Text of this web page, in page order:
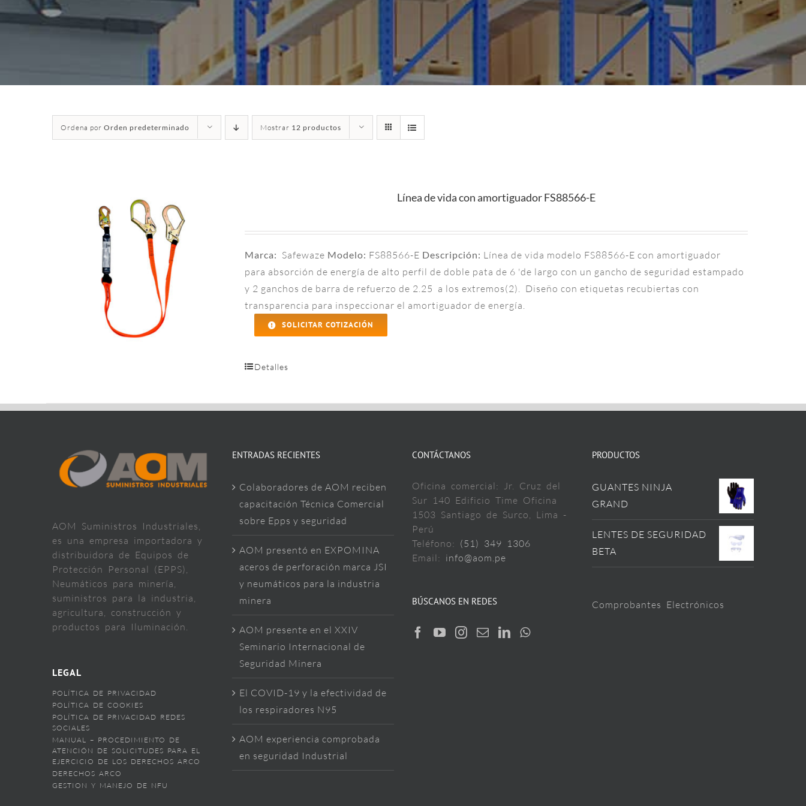
Ordena por Orden predeterminado Mostrar 12 productos
Línea de vida con amortiguador FS88566-E
Marca: Safewaze Modelo: FS88566-E Descripción: Línea de vida modelo FS88566-E con amortiguador
para absorción de energía de alto perfil de doble pata de 6 'de largo con un gancho de seguridad estampado
y 2 ganchos de barra de refuerzo de 2.25 a los extremos(2). Diseño con etiquetas recubiertas con
transparencia para inspeccionar el amortiguador de energía.
SOLICITAR COTIZACIÓN
Detalles
AOM Suministros Industriales,
es una empresa importadora y
distribuidora de Equipos de
Protección Personal (EPPS),
Neumáticos para minería,
suministros para la industria,
agricultura, construcción y
productos para Iluminación.
LEGAL
POLÍTICA DE PRIVACIDAD
POLÍTICA DE COOKIES
POLÍTICA DE PRIVACIDAD REDES
SOCIALES
MANUAL – PROCEDIMIENTO DE
ATENCIÓN DE SOLICITUDES PARA EL
EJERCICIO DE LOS DERECHOS ARCO
DERECHOS ARCO
GESTION Y MANEJO DE NFU
ENTRADAS RECIENTES
Colaboradores de AOM reciben
capacitación Técnica Comercial
sobre Epps y seguridad
AOM presentó en EXPOMINA
aceros de perforación marca JSI
y neumáticos para la industria
minera
AOM presente en el XXIV
Seminario Internacional de
Seguridad Minera
El COVID-19 y la efectividad de
los respiradores N95
AOM experiencia comprobada
en seguridad Industrial
CONTÁCTANOS
Oficina comercial: Jr. Cruz del
Sur 140 Edificio Time Oficina
1503 Santiago de Surco, Lima -
Perú
Teléfono: (51) 349 1306
Email: info@aom.pe
BÚSCANOS EN REDES
PRODUCTOS
GUANTES NINJA
GRAND
LENTES DE SEGURIDAD
BETA
Comprobantes Electrónicos